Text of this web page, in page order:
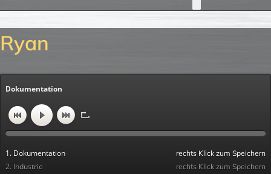
Ryan
Dokumentation
1. Dokumentation rechts Klick zum Speichern
2. Industrie rechts Klick zum Speichern